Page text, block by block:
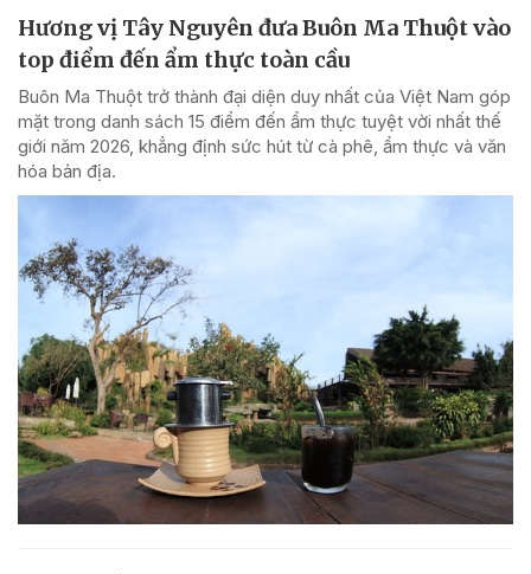
Hương vị Tây Nguyên đưa Buôn Ma Thuột vào
top điểm đến ẩm thực toàn cầu
Buôn Ma Thuột trở thành đại diện duy nhất của Việt Nam góp
mặt trong danh sách 15 điểm đến ẩm thực tuyệt vời nhất thế
giới năm 2026, khẳng định sức hút từ cà phê, ẩm thực và văn
hóa bản địa.